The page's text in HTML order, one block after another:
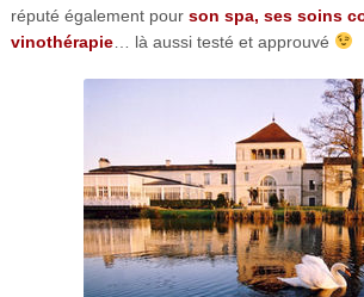
réputé également pour son spa, ses soins
vinothérapie… là aussi testé et approuvé